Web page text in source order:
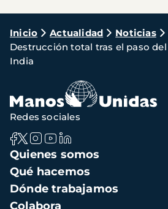
Ruta
de
navegación
Inicio Actualidad
Noticias
Destrucción total tras el paso
India
Navegación
principal
Quienes somos
Qué hacemos
Dónde trabajamos
Colabora
Redes sociales